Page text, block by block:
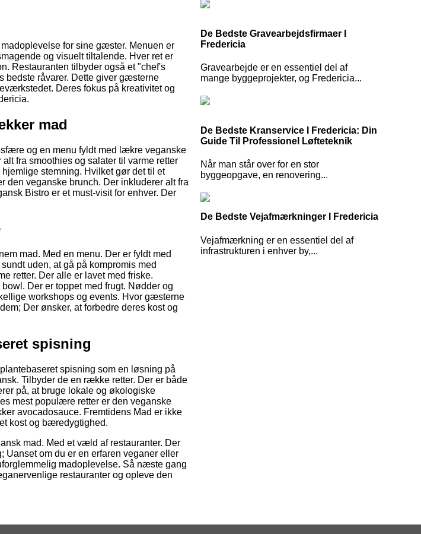
for sine gæster. Menuen er
og visuelt tiltalende. Hver ret er
Restauranten tilbyder også et "chef's
bedste råvarer. Dette giver gæsterne
Deres fokus på kreativitet og
mad
og en menu fyldt med lækre veganske
fra smoothies og salater til varme retter
stemning. Hvilket gør det til et
den veganske brunch. Der inkluderer alt fra
Bistro er et must-visit for enhver. Der
mad. Med en menu. Der er fyldt med
uden, at gå på kompromis med
retter. Der alle er lavet med friske.
Der er toppet med frugt. Nødder og
workshops og events. Hvor gæsterne
Der ønsker, at forbedre deres kost og
spisning
spisning som en løsning på
Tilbyder de en række retter. Der er både
på, at bruge lokale og økologiske
mest populære retter er den veganske
avocadosauce. Fremtidens Mad er ikke
kost og bæredygtighed.
mad. Med et væld af restauranter. Der
Uanset om du er en erfaren veganer eller
madoplevelse. Så næste gang
restauranter og opleve den
De Bedste Gravearbejdsfirmaer I
Fredericia
Gravearbejde er en essentiel del af
mange byggeprojekter, og Fredericia...
De Bedste Kranservice I Fredericia: Din
Guide Til Professionel Løfteteknik
Når man står over for en stor
byggeopgave, en renovering...
De Bedste Vejafmærkninger I Fredericia
Vejafmærkning er en essentiel del af
infrastrukturen i enhver by,...